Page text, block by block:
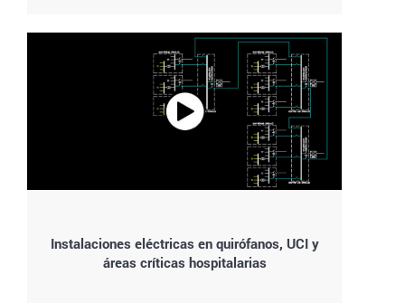
Instalaciones eléctricas en quirófanos, UCI y
áreas críticas hospitalarias